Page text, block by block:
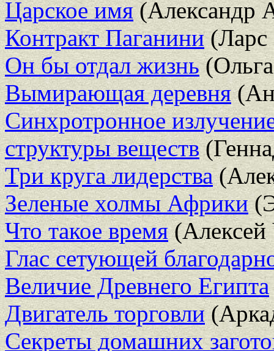
Царское имя(Александр
Контракт Паганини(Ларс
Он бы отдал жизнь
Вымирающая деревня
Синхротронное
структуры веществ
Три круга лидерства
Зеленые холмы Африки
Что такое время
Глас сетующей
Величие Древнего Египта
Двигатель торговли
Секреты домашних